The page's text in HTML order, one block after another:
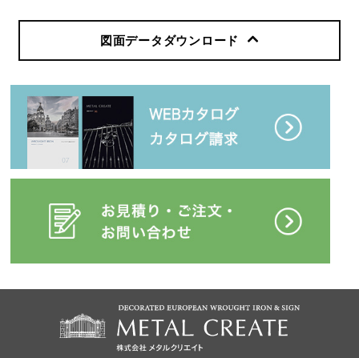
図面データダウンロード